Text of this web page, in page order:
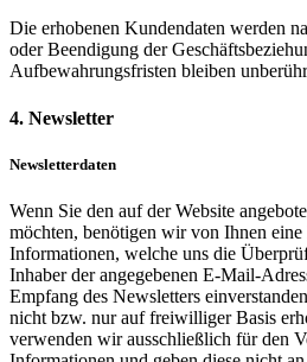
Die erhobenen Kundendaten werden
oder Beendigung der
Aufbewahrungsfristen bleiben
4. Newsletter
Newsletterdaten
Wenn Sie den auf der Website
möchten, benötigen wir von Ihnen
Informationen, welche uns die
Inhaber der angegebenen E-Mail-
Empfang des Newsletters
nicht bzw. nur auf freiwilliger Basis
verwenden wir ausschließlich für den